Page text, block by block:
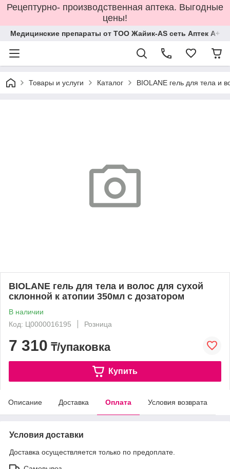
Рецептурно- производственная аптека. Выгодные
цены!
Медицинские препараты от ТОО Жайик-AS сеть Аптек А+
Товары и услуги Каталог BIOLANE гель для тела и
BIOLANE гель для тела и волос для сухой
склонной к атопии 350мл с дозатором
В наличии
Код: Ц0000016195
Розница
7 310 ₸/упаковка
Купить
Описание Доставка Оплата Условия возврата
Условия доставки
Доставка осуществляется только по предоплате.